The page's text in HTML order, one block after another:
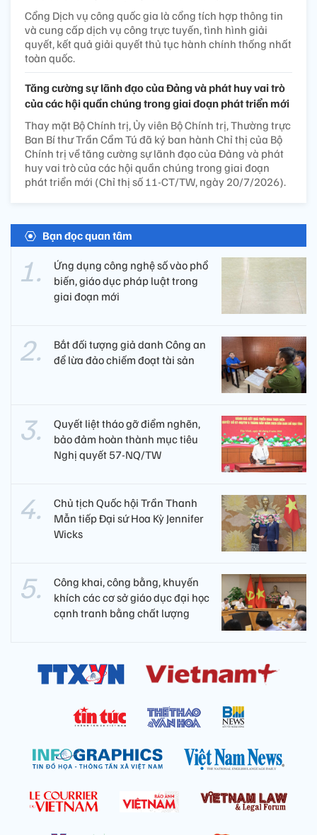
Cổng Dịch vụ công quốc gia là cổng tích hợp thông tin
và cung cấp dịch vụ công trực tuyến, tình hình giải
quyết, kết quả giải quyết thủ tục hành chính thống nhất
toàn quốc.
Tăng cường sự lãnh đạo của Đảng và phát huy vai trò
của các hội quần chúng trong giai đoạn phát triển mới
Thay mặt Bộ Chính trị, Ủy viên Bộ Chính trị, Thường trực
Ban Bí thư Trần Cẩm Tú đã ký ban hành Chỉ thị của Bộ
Chính trị về tăng cường sự lãnh đạo của Đảng và phát
huy vai trò của các hội quần chúng trong giai đoạn
phát triển mới (Chỉ thị số 11-CT/TW, ngày 20/7/2026).
Bạn đọc quan tâm
Ứng dụng công nghệ số vào phổ
biến, giáo dục pháp luật trong
giai đoạn mới
Bắt đối tượng giả danh Công an
để lừa đảo chiếm đoạt tài sản
Quyết liệt tháo gỡ điểm nghẽn,
bảo đảm hoàn thành mục tiêu
Nghị quyết 57-NQ/TW
Chủ tịch Quốc hội Trần Thanh
Mẫn tiếp Đại sứ Hoa Kỳ Jennifer
Wicks
Công khai, công bằng, khuyến
khích các cơ sở giáo dục đại học
cạnh tranh bằng chất lượng​